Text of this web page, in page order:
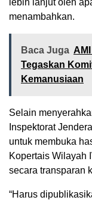
lebih lanjut oleh
menambahkan.
Baca Juga
Tegaskan
Kemanusiaan
Selain
Inspektorat
untuk membuka
Kopertais Wilayah
secara transparan
“Harus